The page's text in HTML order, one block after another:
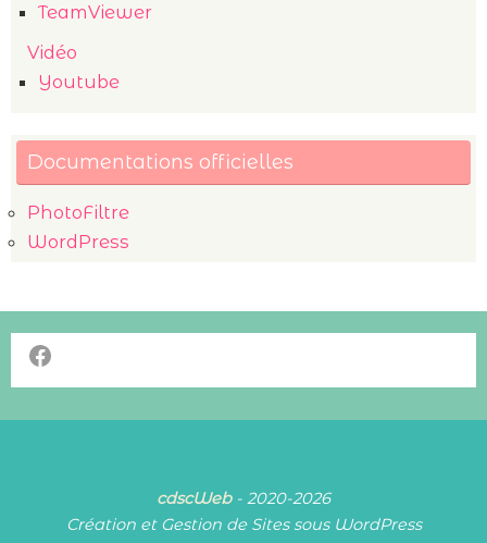
TeamViewer
Vidéo
Youtube
Documentations officielles
PhotoFiltre
WordPress
Facebook
cdscWeb- 2020-2026
Création et Gestion de Sites sous WordPress